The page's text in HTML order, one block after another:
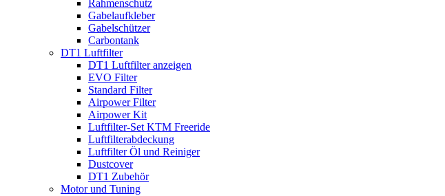
Rahmenschutz
Gabelaufkleber
Gabelschützer
Carbontank
DT1 Luftfilter
DT1 Luftfilter anzeigen
EVO Filter
Standard Filter
Airpower Filter
Airpower Kit
Luftfilter-Set KTM Freeride
Luftfilterabdeckung
Luftfilter Öl und Reiniger
Dustcover
DT1 Zubehör
Motor und Tuning